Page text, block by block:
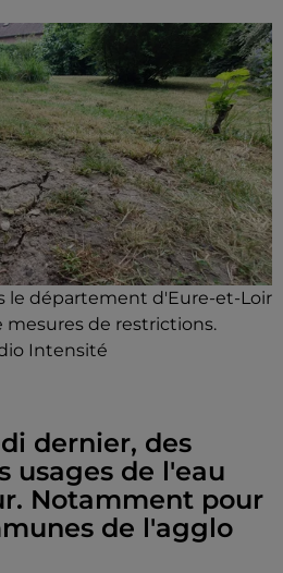
le département d'Eure-et-Loir
de restrictions.
Intensité
dernier, des
usages de l'eau
Notamment pour
de l'agglo